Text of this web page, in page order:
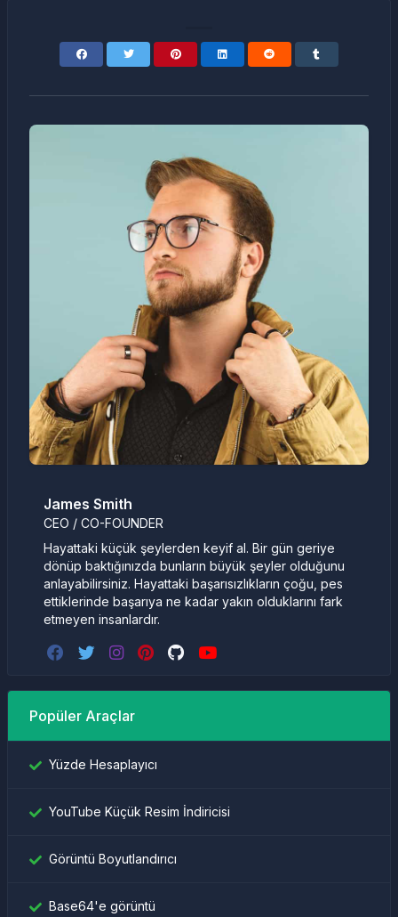
James Smith
CEO / CO-FOUNDER
Hayattaki küçük şeylerden keyif al. Bir gün geriye
dönüp baktığınızda bunların büyük şeyler olduğunu
anlayabilirsiniz. Hayattaki başarısızlıkların çoğu, pes
ettiklerinde başarıya ne kadar yakın olduklarını fark
etmeyen insanlardır.
Popüler Araçlar
Yüzde Hesaplayıcı
YouTube Küçük Resim İndiricisi
Görüntü Boyutlandırıcı
Base64'e görüntü